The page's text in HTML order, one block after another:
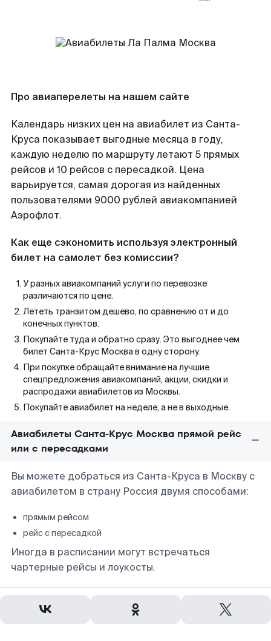
Про авиаперелеты на нашем сайте
Календарь низких цен на авиабилет из Санта-
Круса показывает выгодные месяца в году,
каждую неделю по маршруту летают 5 прямых
рейсов и 10 рейсов с пересадкой. Цена
варьируется, самая дорогая из найденных
пользователями 9000 рублей авиакомпанией
Аэрофлот.
Как еще сэкономить используя электронный
билет на самолет без комиссии?
У разных авиакомпаний услуги по перевозке
различаются по цене.
Лететь транзитом дешево, по сравнению от и до
конечных пунктов.
Покупайте туда и обратно сразу. Это выгоднее чем
билет Санта-Крус Москва в одну сторону.
При покупке обращайте внимание на лучшие
спецпредложения авиакомпаний, акции, скидки и
распродажи авиабилетов из Москвы.
Покупайте авиабилет на неделе, а не в выходные.
Авиабилеты Санта-Крус Москва прямой рейс
или с пересадками
Вы можете добраться из Санта-Круса в Москву с
авиабилетом в страну Россия двумя способами:
прямым рейсом
рейс с пересадкой
Иногда в расписании могут встречаться
чартерные рейсы и лоукосты.